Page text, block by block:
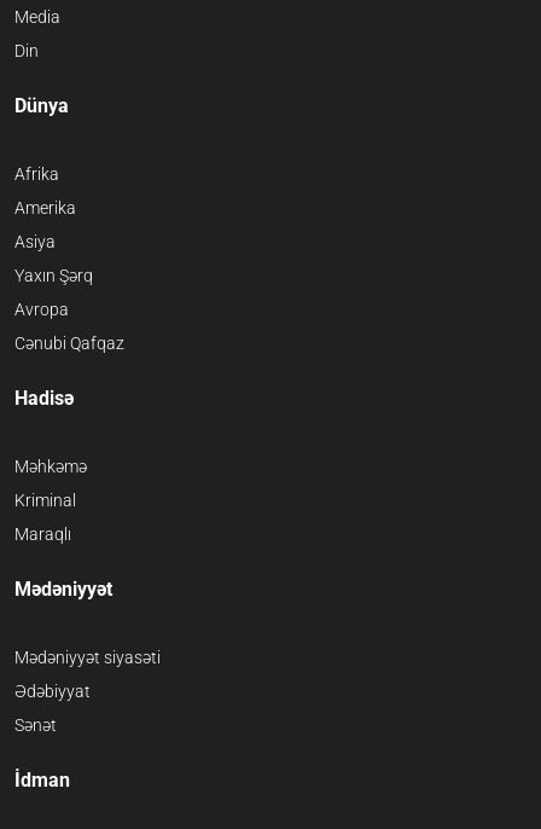
Media
Din
Dünya
Afrika
Amerika
Asiya
Yaxın Şərq
Avropa
Cənubi Qafqaz
Hadisə
Məhkəmə
Kriminal
Maraqlı
Mədəniyyət
Mədəniyyət siyasəti
Ədəbiyyat
Sənət
İdman